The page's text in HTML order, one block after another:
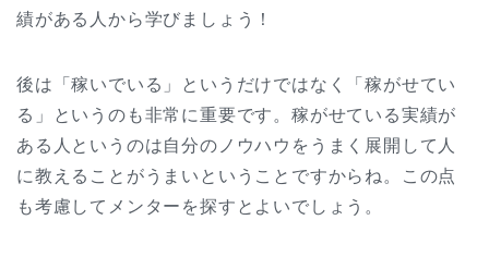
績がある人から学びましょう！
後は「稼いでいる」というだけではなく「稼がせてい
る」というのも非常に重要です。稼がせている実績が
ある人というのは自分のノウハウをうまく展開して人
に教えることがうまいということですからね。この点
も考慮してメンターを探すとよいでしょう。